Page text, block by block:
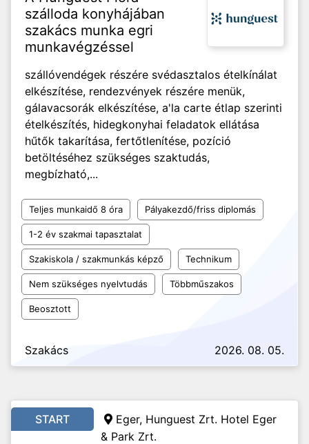
szálloda konyhájában
szakács munka egri
munkavégzéssel
szállóvendégek részére svédasztalos ételkínálat
elkészítése, rendezvények részére menük,
gálavacsorák elkészítése, a'la carte étlap szerinti
ételkészítés, hidegkonyhai feladatok ellátása
hűtők takarítása, fertőtlenítése, pozíció
betöltéséhez szükséges szaktudás,
megbízható,...
Teljes munkaidő 8 óra Pályakezdő/friss diplomás
1-2 év szakmai tapasztalat
Szakiskola / szakmunkás képző Technikum
Nem szükséges nyelvtudás Többműszakos
Beosztott
Szakács 2026. 08. 05.
START
Eger, Hunguest Zrt. Hotel Eger
& Park Zrt.